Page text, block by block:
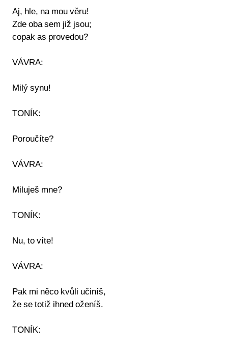
Aj, hle, na mou věru!
Zde oba sem již jsou;
copak as provedou?
VÁVRA:
Milý synu!
TONÍK:
Poroučíte?
VÁVRA:
Miluješ mne?
TONÍK:
Nu, to víte!
VÁVRA:
Pak mi něco kvůli učiníš,
že se totiž ihned oženíš.
TONÍK: